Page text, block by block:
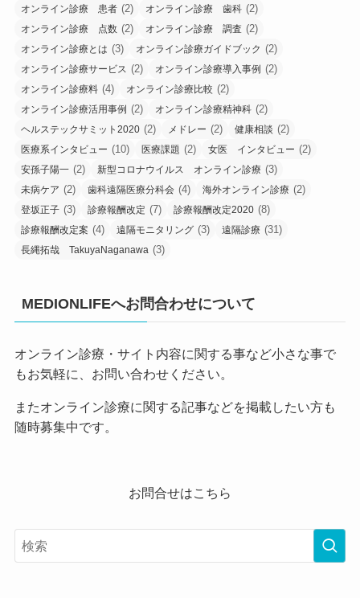
オンライン診療 患者 (2) オンライン診療 歯科 (2)
オンライン診療 点数 (2) オンライン診療 調査 (2)
オンライン診療とは (3) オンライン診療ガイドブック (2)
オンライン診療サービス (2) オンライン診療導入事例 (2)
オンライン診療料 (4) オンライン診療比較 (2)
オンライン診療活用事例 (2) オンライン診療精神科 (2)
ヘルステックサミット2020 (2) メドレー (2) 健康相談 (2)
医療系インタビュー (10) 医療課題 (2) 女医 インタビュー (2)
安孫子陽一 (2) 新型コロナウイルス オンライン診療 (3)
未病ケア (2) 歯科遠隔医療分科会 (4) 海外オンライン診療 (2)
登坂正子 (3) 診療報酬改定 (7) 診療報酬改定2020 (8)
診療報酬改定案 (4) 遠隔モニタリング (3) 遠隔診療 (31)
長縄拓哉 TakuyaNaganawa (3)
MEDIONLIFEへお問合わせについて
オンライン診療・サイト内容に関する事など小さな事で
もお気軽に、お問い合わせください。
またオンライン診療に関する記事などを掲載したい方も
随時募集中です。
お問合せはこちら